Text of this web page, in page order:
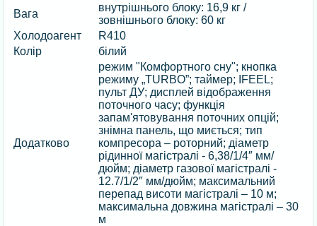
Вага
внутрішнього блоку: 16,9 кг /
зовнішнього блоку: 60 кг
Холодоагент
R410
Колір
білий
Додатково
режим "Комфортного сну"; кнопка
режиму „TURBO”; таймер; IFEEL;
пульт ДУ; дисплей відображення
поточного часу; функція
запам'ятовування поточних опцій;
знімна панель, що миється; тип
компресора – роторний; діаметр
рідинної магістралі - 6,38/1/4″ мм/
дюйм; діаметр газової магістралі -
12.7/1/2″ мм/дюйм; максимальний
перепад висоти магістралі – 10 м;
максимальна довжина магістралі – 30
м